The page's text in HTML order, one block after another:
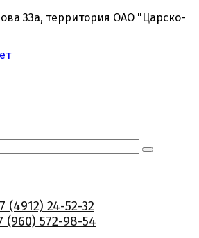
33а, территория ОАО "Царско-
(4912) 24-52-32
(960) 572-98-54